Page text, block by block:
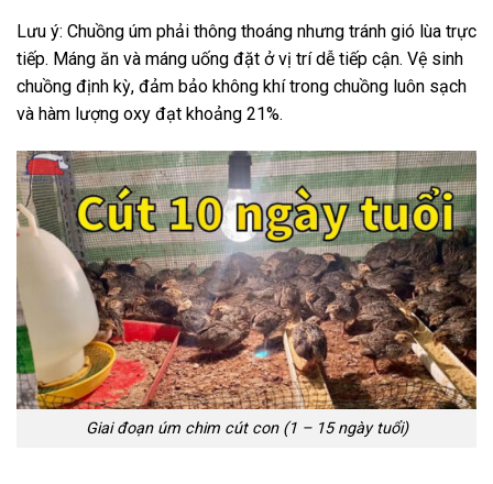
Lưu ý: Chuồng úm phải thông thoáng nhưng tránh gió lùa trực
tiếp. Máng ăn và máng uống đặt ở vị trí dễ tiếp cận. Vệ sinh
chuồng định kỳ, đảm bảo không khí trong chuồng luôn sạch
và hàm lượng oxy đạt khoảng 21%.
Giai đoạn úm chim cút con (1 – 15 ngày tuổi)